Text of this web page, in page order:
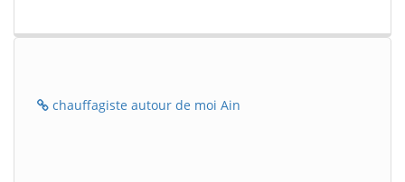
chauffagiste autour de moi Ain